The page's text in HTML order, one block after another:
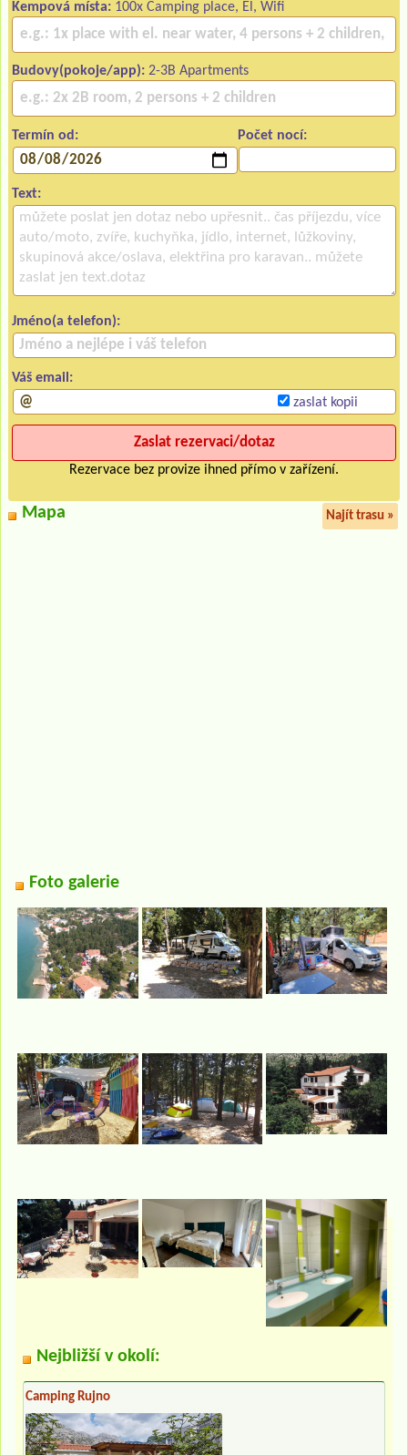
Kempová místa: 100x Camping place, El, Wifi
Budovy(pokoje/app): 2-3B Apartments
Termín od: Počet nocí:
Text:
Jméno(a telefon):
Váš email:
zaslat kopii
Rezervace bez provize ihned přímo v zařízení.
Mapa Najít trasu »
Foto galerie
Nejbližší v okolí:
Camping Rujno